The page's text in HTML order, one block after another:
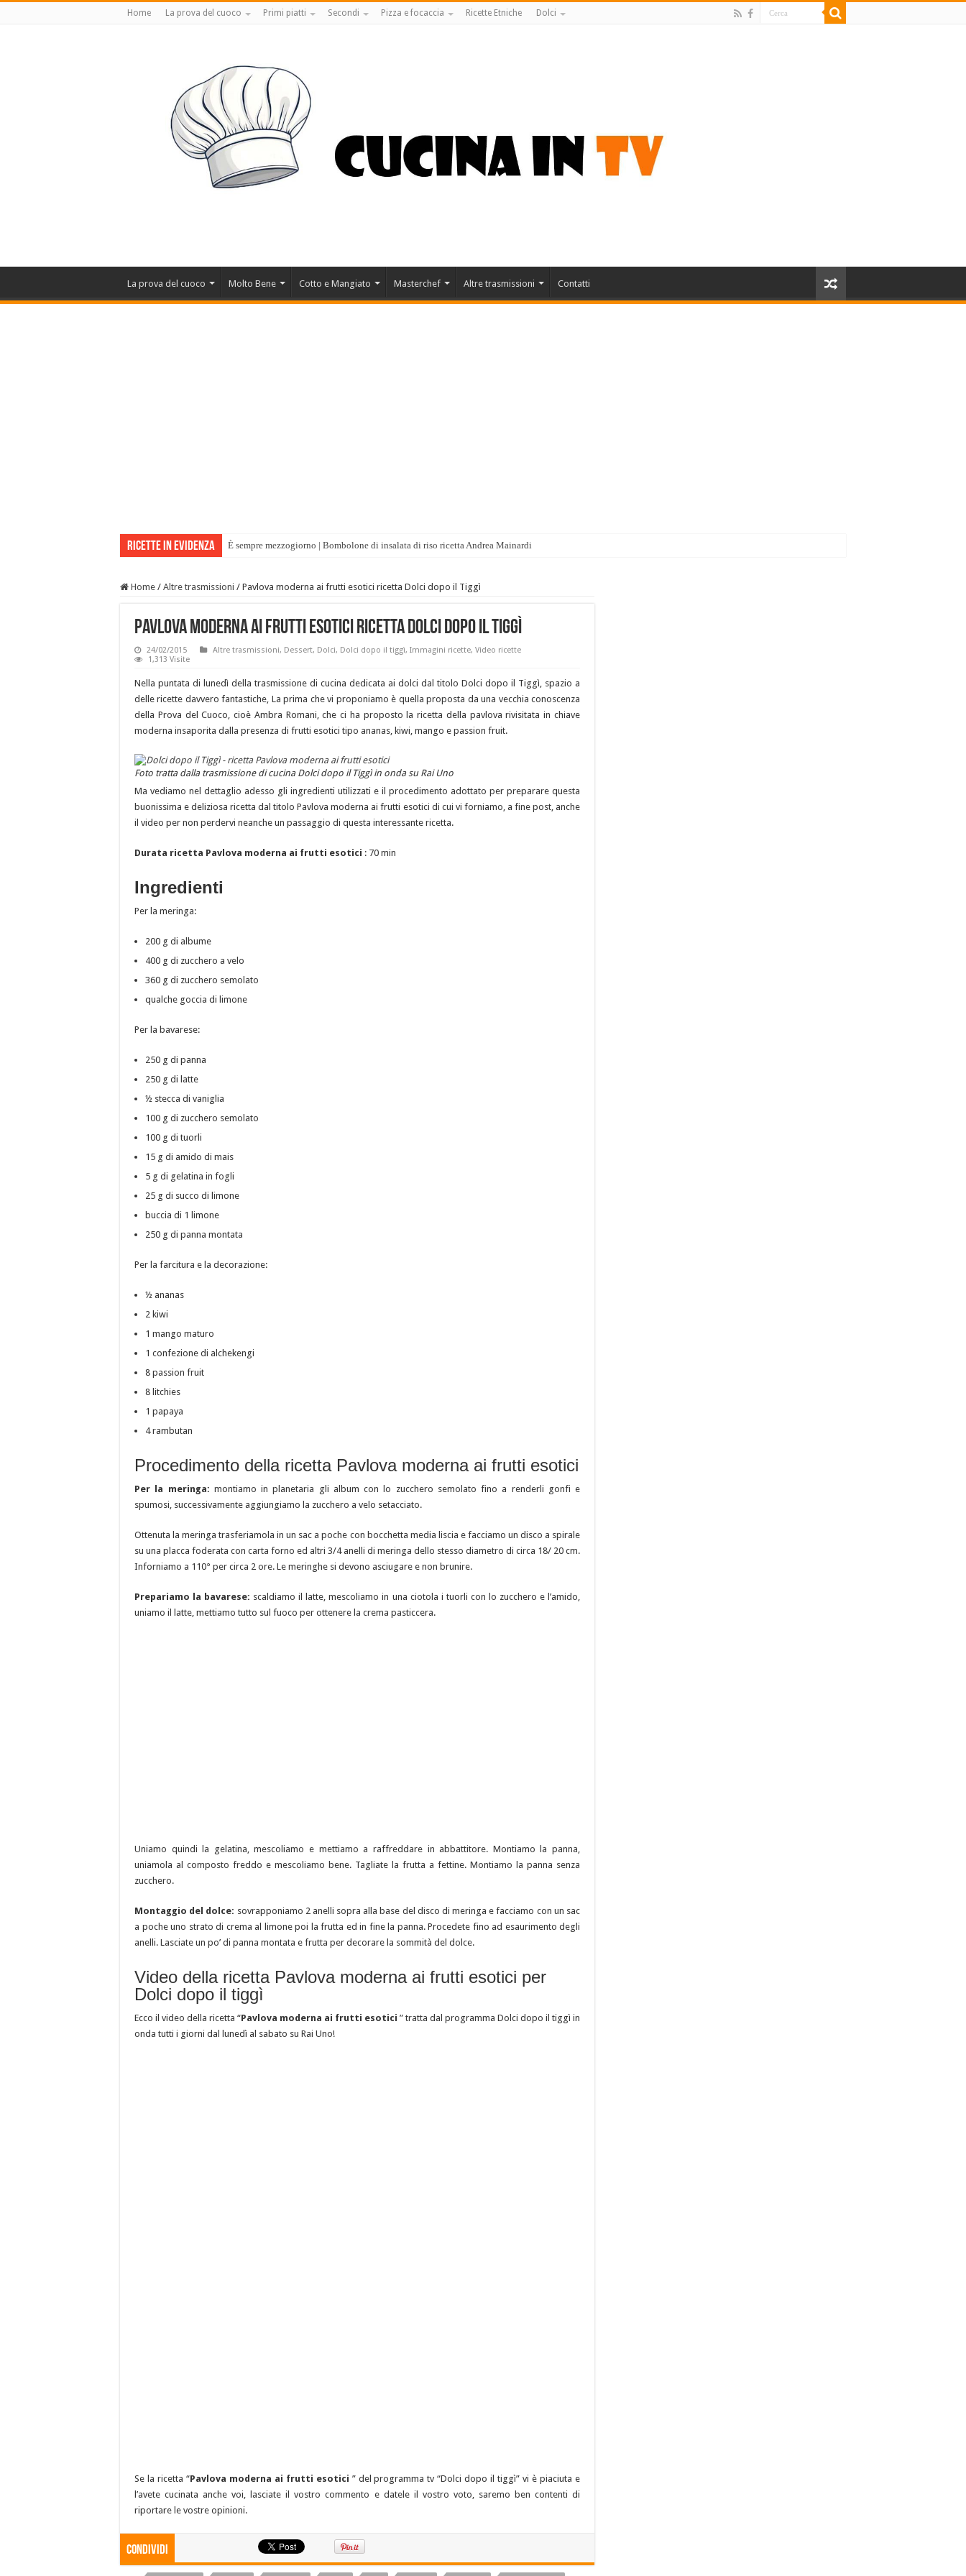
Home La prova del cuoco Primi piatti Secondi Pizza e focaccia Ricette Etniche Dolci
La prova del cuoco Molto Bene Cotto e Mangiato Masterchef Altre trasmissioni Contatti
Ricette in evidenza È sempre mezzogiorno | Bombolone di insalata di riso ricetta Andrea Mainardi
Home / Altre trasmissioni / Pavlova moderna ai frutti esotici ricetta Dolci dopo il Tiggì
Pavlova moderna ai frutti esotici ricetta Dolci dopo il Tiggì
24/02/2015 Altre trasmissioni, Dessert, Dolci, Dolci dopo il tiggì, Immagini ricette, Video ricette
1,313 Visite
Nella puntata di lunedì della trasmissione di cucina dedicata ai dolci dal titolo Dolci dopo il Tiggì, spazio a
delle ricette davvero fantastiche, La prima che vi proponiamo è quella proposta da una vecchia conoscenza
della Prova del Cuoco, cioè Ambra Romani, che ci ha proposto la ricetta della pavlova rivisitata in chiave
moderna insaporita dalla presenza di frutti esotici tipo ananas, kiwi, mango e passion fruit.
Foto tratta dalla trasmissione di cucina Dolci dopo il Tiggì in onda su Rai Uno
Ma vediamo nel dettaglio adesso gli ingredienti utilizzati e il procedimento adottato per preparare questa
buonissima e deliziosa ricetta dal titolo Pavlova moderna ai frutti esotici di cui vi forniamo, a fine post, anche
il video per non perdervi neanche un passaggio di questa interessante ricetta.
Durata ricetta Pavlova moderna ai frutti esotici : 70 min
Ingredienti
Per la meringa:
200 g di albume
400 g di zucchero a velo
360 g di zucchero semolato
qualche goccia di limone
Per la bavarese:
250 g di panna
250 g di latte
½ stecca di vaniglia
100 g di zucchero semolato
100 g di tuorli
15 g di amido di mais
5 g di gelatina in fogli
25 g di succo di limone
buccia di 1 limone
250 g di panna montata
Per la farcitura e la decorazione:
½ ananas
2 kiwi
1 mango maturo
1 confezione di alchekengi
8 passion fruit
8 litchies
1 papaya
4 rambutan
Procedimento della ricetta Pavlova moderna ai frutti esotici
Per la meringa: montiamo in planetaria gli album con lo zucchero semolato fino a renderli gonfi e
spumosi, successivamente aggiungiamo la zucchero a velo setacciato.
Ottenuta la meringa trasferiamola in un sac a poche con bocchetta media liscia e facciamo un disco a spirale
su una placca foderata con carta forno ed altri 3/4 anelli di meringa dello stesso diametro di circa 18/ 20 cm.
Inforniamo a 110° per circa 2 ore. Le meringhe si devono asciugare e non brunire.
Prepariamo la bavarese: scaldiamo il latte, mescoliamo in una ciotola i tuorli con lo zucchero e l’amido,
uniamo il latte, mettiamo tutto sul fuoco per ottenere la crema pasticcera.
Uniamo quindi la gelatina, mescoliamo e mettiamo a raffreddare in abbattitore. Montiamo la panna,
uniamola al composto freddo e mescoliamo bene. Tagliate la frutta a fettine. Montiamo la panna senza
zucchero.
Montaggio del dolce: sovrapponiamo 2 anelli sopra alla base del disco di meringa e facciamo con un sac
a poche uno strato di crema al limone poi la frutta ed in fine la panna. Procedete fino ad esaurimento degli
anelli. Lasciate un po’ di panna montata e frutta per decorare la sommità del dolce.
Video della ricetta Pavlova moderna ai frutti esotici per
Dolci dopo il tiggì
Ecco il video della ricetta “Pavlova moderna ai frutti esotici ” tratta dal programma Dolci dopo il tiggì in
onda tutti i giorni dal lunedì al sabato su Rai Uno!
Se la ricetta “Pavlova moderna ai frutti esotici ” del programma tv “Dolci dopo il tiggì” vi è piaciuta e
l’avete cucinata anche voi, lasciate il vostro commento e datele il vostro voto, saremo ben contenti di
riportare le vostre opinioni.
Condividi